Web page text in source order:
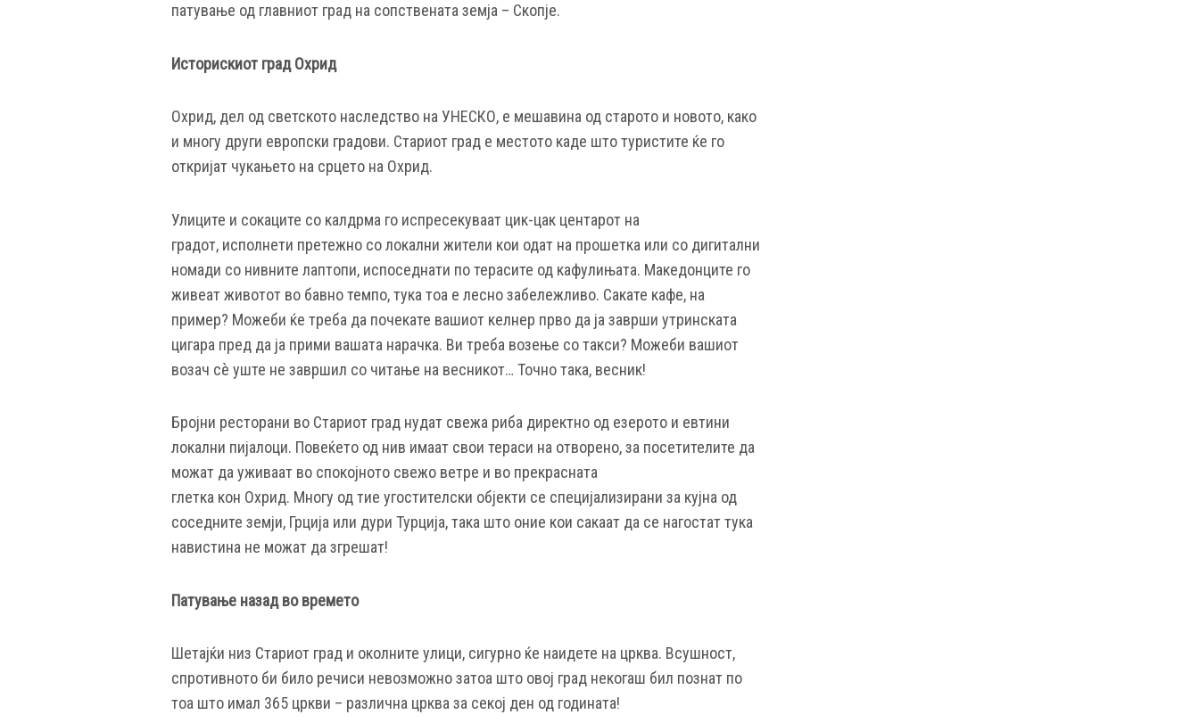
патување од главниот град на сопствената земја – Скопје.
Историскиот град Охрид
Охрид, дел од светското наследство на УНЕСКО, е мешавина од старото и новото, како
и многу други европски градови. Стариот град е местото каде што туристите ќе го
откријат чукањето на срцето на Охрид.
Улиците и сокаците со калдрма го испресекуваат цик-цак центарот на
градот, исполнети претежно со локални жители кои одат на прошетка или со дигитални
номади со нивните лаптопи, испоседнати по терасите од кафулињата. Македонците го
живеат животот во бавно темпо, тука тоа е лесно забележливо. Сакате кафе, на
пример? Можеби ќе треба да почекате вашиот келнер прво да ја заврши утринската
цигара пред да ја прими вашата нарачка. Ви треба возење со такси? Можеби вашиот
возач сè уште не завршил со читање на весникот… Точно така, весник!
Бројни ресторани во Стариот град нудат свежа риба директно од езерото и евтини
локални пијалоци. Повеќето од нив имаат свои тераси на отворено, за посетителите да
можат да уживаат во спокојното свежо ветре и во прекрасната
глетка кон Охрид. Многу од тие угостителски објекти се специјализирани за кујна од
соседните земји, Грција или дури Турција, така што оние кои сакаат да се нагостат тука
навистина не можат да згрешат!
Патување назад во времето
Шетајќи низ Стариот град и околните улици, сигурно ќе наидете на црква. Всушност,
спротивното би било речиси невозможно затоа што овој град некогаш бил познат по
тоа што имал 365 цркви – различна црква за секој ден од годината!